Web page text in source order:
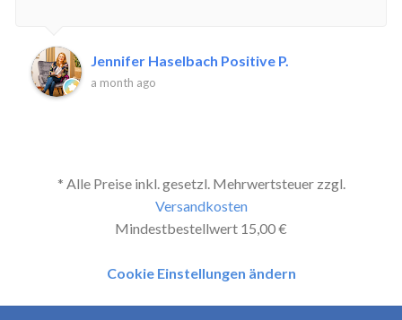
Jennifer Haselbach Positive P.
a month ago
* Alle Preise inkl. gesetzl. Mehrwertsteuer zzgl.
Versandkosten
Mindestbestellwert 15,00 €
Cookie Einstellungen ändern